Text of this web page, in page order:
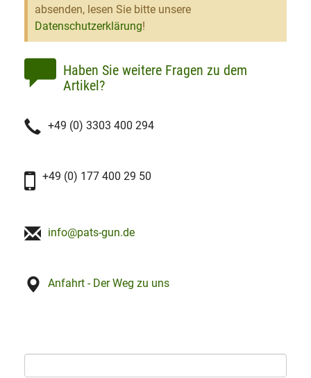
absenden, lesen Sie bitte unsere
Datenschutzerklärung!
Haben Sie weitere Fragen zu dem
Artikel?
+49 (0) 3303 400 294
+49 (0) 177 400 29 50
info@pats-gun.de
Anfahrt - Der Weg zu uns